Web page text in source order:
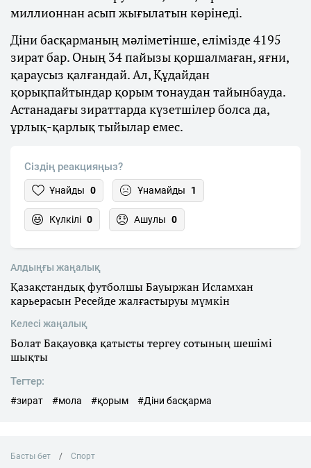
миллионнан асып жығылатын көрінеді.
Діни басқарманың мәліметінше, елімізде 4195
зират бар. Оның 34 пайызы қоршалмаған, яғни,
қараусыз қалғандай. Ал, Құдайдан
қорықпайтындар қорым тонаудан тайынбауда.
Астанадағы зираттарда күзетшілер болса да,
ұрлық-қарлық тыйылар емес.
Сіздің реакцияңыз?
Ұнайды 0 Ұнамайды 1
Күлкілі 0 Ашулы 0
Алдыңғы жаңалық
Қазақстандық футболшы Бауыржан Исламхан
карьерасын Ресейде жалғастыруы мүмкін
Келесі жаңалық
Болат Бақауовқа қатысты тергеу сотының шешімі
шықты
Тегтер:
#зират #мола #қорым #Діни басқарма
Басты бет Спорт